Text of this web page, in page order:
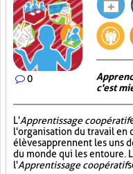
0
c'est
L'Apprentissage coopératif
l'organisation du travail en
élèves apprennent les uns
du monde qui les entoure.
l'Apprentissage coopératif